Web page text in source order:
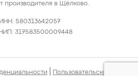
производителя в Щёлково.
ИНН: 580313642057
317583500009448
Пользовательское